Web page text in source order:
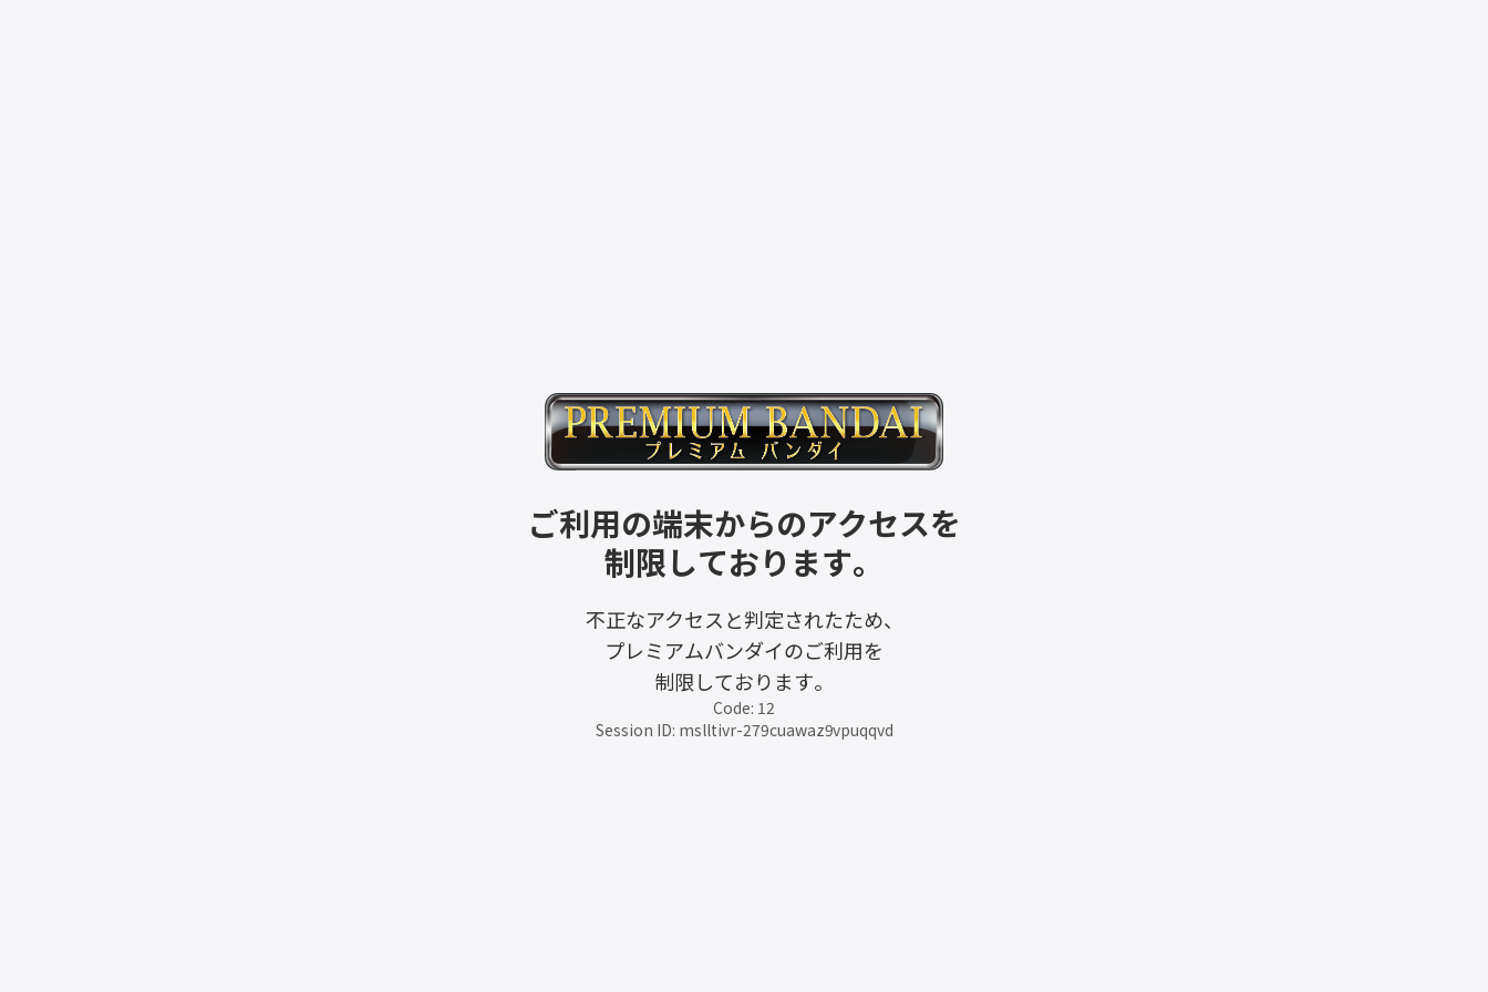
ご利用の端末からのアクセスを
制限しております。
不正なアクセスと判定されたため、
プレミアムバンダイのご利用を
制限しております。
Code: 12
Session ID: mslltivr-279cuawaz9vpuqqvd